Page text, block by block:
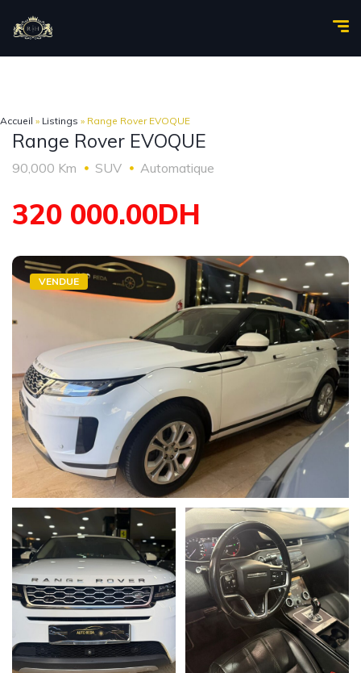
Accueil » Listings » Range Rover EVOQUE
Range Rover EVOQUE
90,000 Km SUV Automatique
320 000.00DH
VENDUE